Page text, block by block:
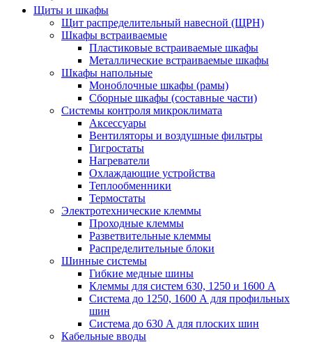
Щиты и шкафы
Щит распределительный навесной (ЩРН)
Шкафы встраиваемые
Пластиковые встраиваемые шкафы
Металлические встраиваемые шкафы
Шкафы напольные
Моноблочные шкафы (рамы)
Сборные шкафы (составные части)
Системы контроля микроклимата
Аксессуары
Вентиляторы и воздушные фильтры
Гигростаты
Нагреватели
Охлаждающие устройства
Теплообменники
Термостаты
Электротехнические клеммы
Проходные клеммы
Разветвительные клеммы
Распределительные блоки
Шинные системы
Гибкие медные шины
Клеммы для систем 630, 1250 и 1600 А
Система до 1250, 1600 А для профильных
шин
Система до 630 А для плоских шин
Кабельные вводы